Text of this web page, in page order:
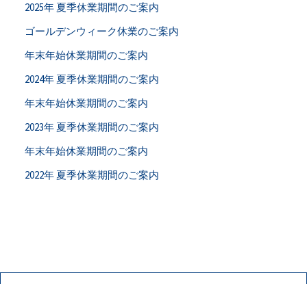
ョ
ン
2025年 夏季休業期間のご案内
ゴールデンウィーク休業のご案内
年末年始休業期間のご案内
2024年 夏季休業期間のご案内
年末年始休業期間のご案内
2023年 夏季休業期間のご案内
年末年始休業期間のご案内
2022年 夏季休業期間のご案内